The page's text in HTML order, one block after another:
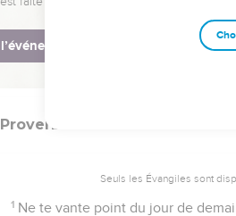
La malice de celui qui la cache
27 Celui qui creuse la fosse, y
La fausse langue hait celui
Proverbes
Seuls les Évangiles sont
1 Ne te vante point du jour de